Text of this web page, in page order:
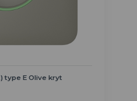
type E Olive kryt